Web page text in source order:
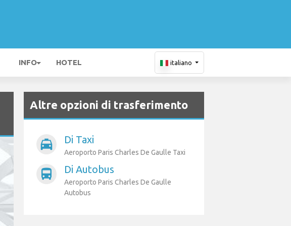
INFO HOTEL italiano
Altre opzioni di trasferimento
local_taxi Di Taxi
Aeroporto Paris Charles De Gaulle Taxi
directions_bus Di Autobus
Aeroporto Paris Charles De Gaulle
Autobus